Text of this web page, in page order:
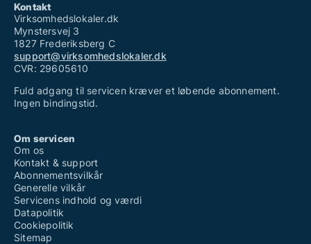
Kontakt
Virksomhedslokaler.dk
Mynstersvej 3
1827 Frederiksberg C
support@virksomhedslokaler.dk
CVR: 29605610
Fuld adgang til servicen kræver et løbende abonnement.
Ingen bindingstid.
Om servicen
Om os
Kontakt & support
Abonnementsvilkår
Generelle vilkår
Servicens indhold og værdi
Datapolitik
Cookiepolitik
Sitemap